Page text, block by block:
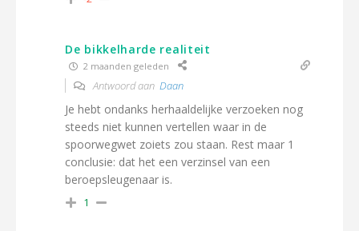
De bikkelharde realiteit
2 maanden geleden
Antwoord aan Daan
Je hebt ondanks herhaaldelijke verzoeken nog
steeds niet kunnen vertellen waar in de
spoorwegwet zoiets zou staan. Rest maar 1
conclusie: dat het een verzinsel van een
beroepsleugenaar is.
1